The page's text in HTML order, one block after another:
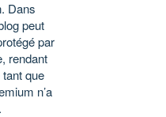
Dans
peut
par
rendant
que
n’a